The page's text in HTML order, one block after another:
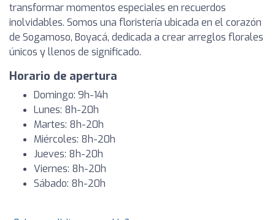
transformar momentos especiales en recuerdos
inolvidables. Somos una floristería ubicada en el corazón
de Sogamoso, Boyacá, dedicada a crear arreglos florales
únicos y llenos de significado.
Horario de apertura
Domingo: 9h-14h
Lunes: 8h-20h
Martes: 8h-20h
Miércoles: 8h-20h
Jueves: 8h-20h
Viernes: 8h-20h
Sábado: 8h-20h